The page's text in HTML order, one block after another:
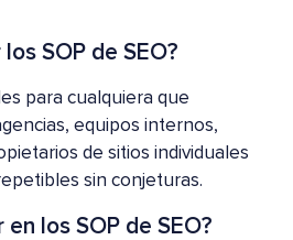
SOP de SEO?
para cualquiera que
equipos internos,
de sitios individuales
sin conjeturas.
los SOP de SEO?